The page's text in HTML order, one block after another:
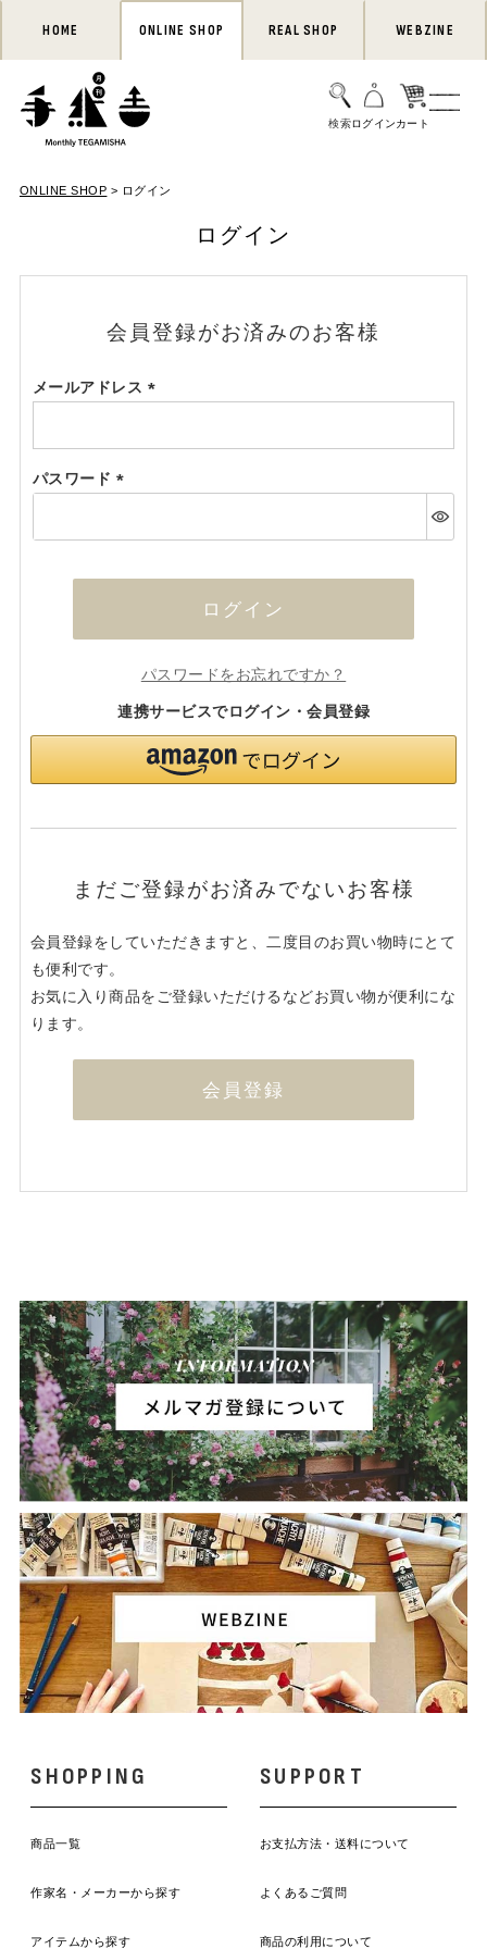
HOME ONLINE SHOP REAL SHOP WEBZINE
ONLINE SHOP ログイン
ログイン
会員登録がお済みのお客様
メールアドレス
須)
パスワード
須)
ログイン
パスワードをお忘れですか？
連携サービスでログイン・会員登録
まだご登録がお済みでないお客様
会員登録をしていただきますと、二度目のお買い物時にとて
も便利です。
お気に入り商品をご登録いただけるなどお買い物が便利にな
ります。
会員登録
SHOPPING
商品一覧
作家名・メーカーから探す
アイテムから探す
SUPPORT
お支払方法・送料について
よくあるご質問
商品の利用について